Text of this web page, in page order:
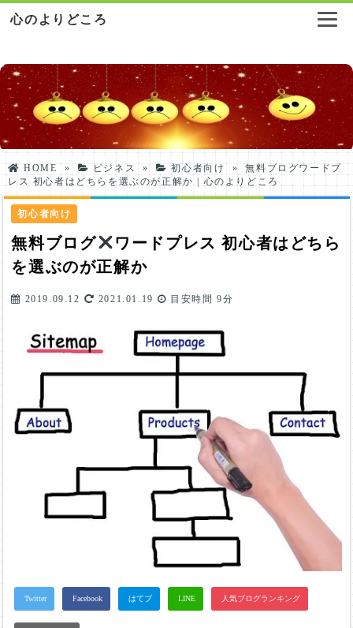
心のよりどころ
HOME » ビジネス » 初心者向け »
無料ブログワードプ
レス 初心者はどちらを選ぶのが正解か | 心のよりどころ
初心者向け
無料ブログ
ワードプレス 初心者はどちら
を選ぶのが正解か
2019.09.12 2021.01.19 目安時間9分